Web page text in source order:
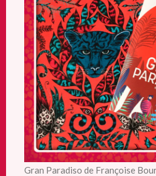
Gran Paradiso de Françoise